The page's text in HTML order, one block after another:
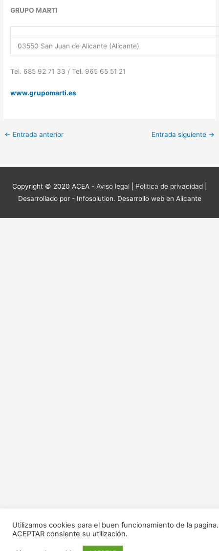
GRUPO MARTI
03550 San Juan de Alicante (Alicante)
Tel. 685 92 71 33 / Tel. 965 65 51 21
www.grupomarti.es
← Entrada anterior Entrada siguiente →
Copyright © 2020 ACEA - Aviso legal Politica de privacidad
Desarrollado por - Infosolution. Desarrollo web en Alicante
Utilizamos cookies para el buen funcionamiento de la
ACEPTAR consiente su utilización.